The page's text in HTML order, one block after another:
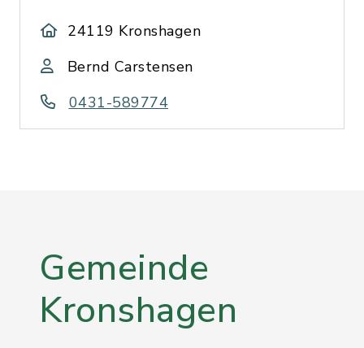
24119 Kronshagen
Bernd Carstensen
0431-589774
Gemeinde
Kronshagen